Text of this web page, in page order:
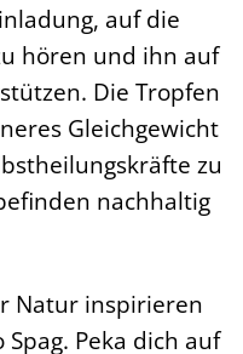
auf die
hören und ihn auf
Die Tropfen
Gleichgewicht
zu
nachhaltig
Natur inspirieren
Peka dich auf